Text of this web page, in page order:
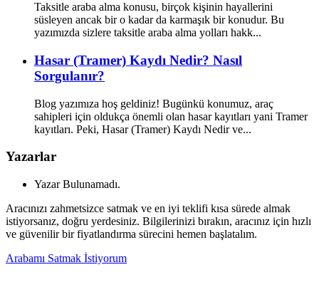
Taksitle araba alma konusu, birçok kişinin hayallerini
süsleyen ancak bir o kadar da karmaşık bir konudur. Bu
yazımızda sizlere taksitle araba alma yolları hakk...
Hasar (Tramer) Kaydı Nedir? Nasıl
Sorgulanır?
Blog yazımıza hoş geldiniz! Bugünkü konumuz, araç
sahipleri için oldukça önemli olan hasar kayıtları yani Tramer
kayıtları. Peki, Hasar (Tramer) Kaydı Nedir ve...
Yazarlar
Yazar Bulunamadı.
Aracınızı zahmetsizce satmak ve en iyi teklifi kısa sürede almak
istiyorsanız, doğru yerdesiniz. Bilgilerinizi bırakın, aracınız için hızlı
ve güvenilir bir fiyatlandırma sürecini hemen başlatalım.
Arabamı Satmak İstiyorum